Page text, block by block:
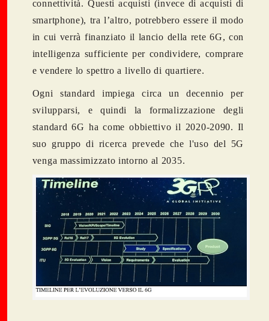
connettività. Questi acquisti (invece di acquisti di
smartphone), tra l’altro, potrebbero essere il modo
in cui verrà finanziato il lancio della rete 6G, con
intelligenza sufficiente per condividere, comprare
e vendere lo spettro a livello di quartiere.
Ogni standard impiega circa un decennio per
svilupparsi, e quindi la formalizzazione degli
standard 6G ha come obbiettivo il 2020-2090. Il
suo gruppo di ricerca prevede che l'uso del 5G
venga massimizzato intorno al 2035.